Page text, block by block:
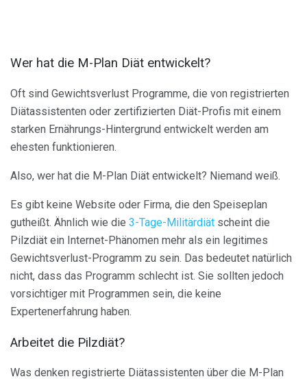
Wer hat die M-Plan Diät entwickelt?
Oft sind Gewichtsverlust Programme, die von registrierten
Diätassistenten oder zertifizierten Diät-Profis mit einem
starken Ernährungs-Hintergrund entwickelt werden am
ehesten funktionieren.
Also, wer hat die M-Plan Diät entwickelt? Niemand weiß.
Es gibt keine Website oder Firma, die den Speiseplan
gutheißt. Ähnlich wie die 3-Tage-Militärdiät scheint die
Pilzdiät ein Internet-Phänomen mehr als ein legitimes
Gewichtsverlust-Programm zu sein. Das bedeutet natürlich
nicht, dass das Programm schlecht ist. Sie sollten jedoch
vorsichtiger mit Programmen sein, die keine
Expertenerfahrung haben.
Arbeitet die Pilzdiät?
Was denken registrierte Diätassistenten über die M-Plan